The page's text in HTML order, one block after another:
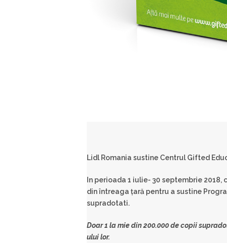
Lidl Romania sustine Centrul Gifted
In perioada 1 iulie- 30 septembrie
din întreaga țară pentru a sustine
supradotati.
Doar 1 la mie din 200.000 de copii
ului lor.